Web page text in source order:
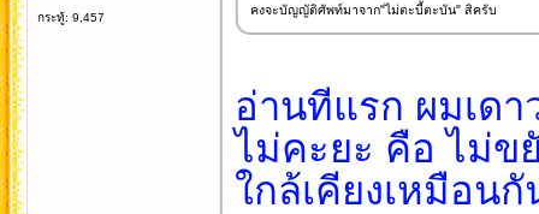
กระทู้: 9,457
คงจะบัญญัติศัพท์มาจาก"ไม่ตะบี้ตะบัน" สิครับ
อ่านทีแรก ผมเดา
ไม่คะยะ คือ ไม่ข
ใกล้เคียงเหมือน